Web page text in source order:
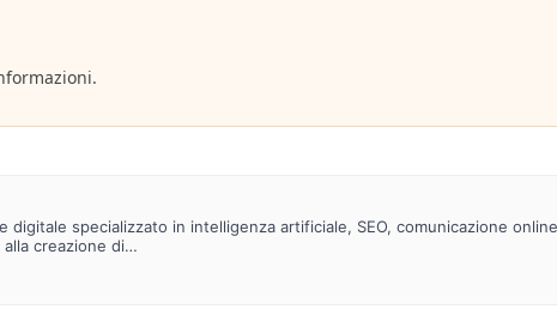
digitale specializzato in intelligenza artificiale, SEO, comunicazione
creazione di…